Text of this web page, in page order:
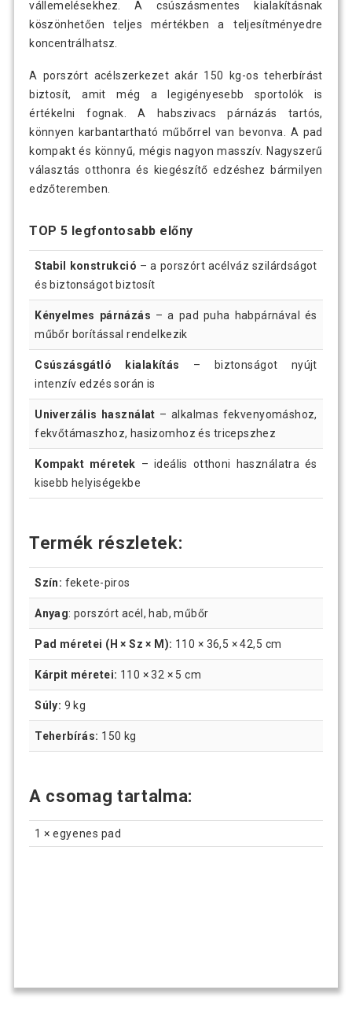
vállemelésekhez. A csúszásmentes kialakításnak
köszönhetően teljes mértékben a teljesítményedre
koncentrálhatsz.
A porszórt acélszerkezet akár 150 kg-os teherbírást
biztosít, amit még a legigényesebb sportolók is
értékelni fognak. A habszivacs párnázás tartós,
könnyen karbantartható műbőrrel van bevonva. A pad
kompakt és könnyű, mégis nagyon masszív. Nagyszerű
választás otthonra és kiegészítő edzéshez bármilyen
edzőteremben.
TOP 5 legfontosabb előny
Stabil konstrukció – a porszórt acélváz szilárdságot
és biztonságot biztosít
Kényelmes párnázás – a pad puha habpárnával és
műbőr borítással rendelkezik
Csúszásgátló kialakítás
– biztonságot nyújt
intenzív edzés során is
Univerzális használat – alkalmas fekvenyomáshoz,
fekvőtámaszhoz, hasizomhoz és tricepszhez
Kompakt méretek – ideális otthoni használatra és
kisebb helyiségekbe
Termék részletek:
Szín: fekete-piros
Anyag: porszórt acél, hab, műbőr
Pad méretei (H × Sz × M): 110 × 36,5 × 42,5 cm
Kárpit méretei: 110 × 32 × 5 cm
Súly: 9 kg
Teherbírás: 150 kg
A csomag tartalma:
1 × egyenes pad